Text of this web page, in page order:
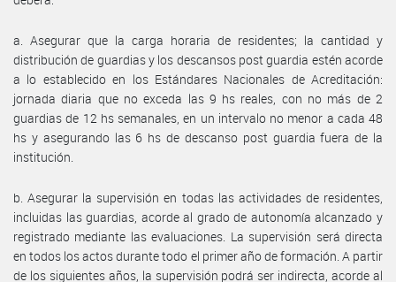
a. Asegurar que la carga horaria de residentes; la cantidad y
distribución de guardias y los descansos post guardia estén acorde
a lo establecido en los Estándares Nacionales de Acreditación:
jornada diaria que no exceda las 9 hs reales, con no más de 2
guardias de 12 hs semanales, en un intervalo no menor a cada 48
hs y asegurando las 6 hs de descanso post guardia fuera de la
institución.
b. Asegurar la supervisión en todas las actividades de residentes,
incluidas las guardias, acorde al grado de autonomía alcanzado y
registrado mediante las evaluaciones. La supervisión será directa
en todos los actos durante todo el primer año de formación. A partir
de los siguientes años, la supervisión podrá ser indirecta, acorde al